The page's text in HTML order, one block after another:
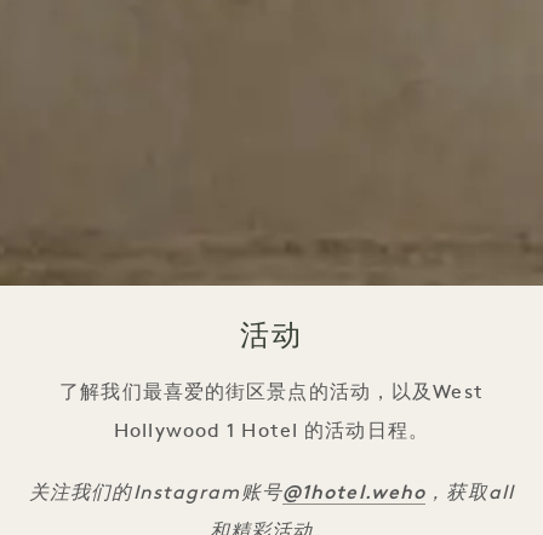
活动
了解我们最喜爱的街区景点的活动，以及West
Hollywood 1 Hotel 的活动日程。
关注我们的Instagram账号@1hotel.weho ，获取all